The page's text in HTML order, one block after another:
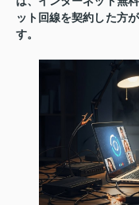
ット回線を契約した方
す。